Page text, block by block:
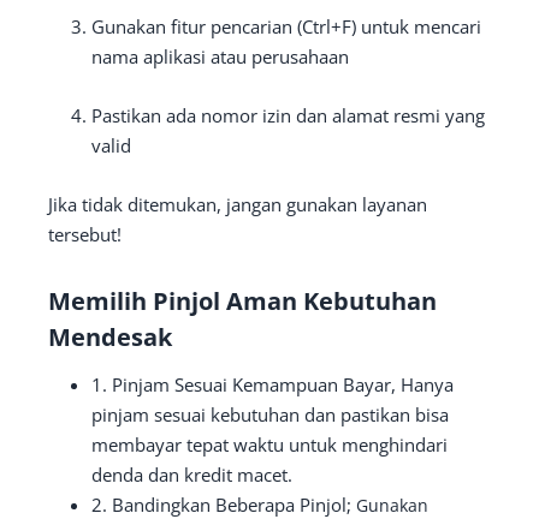
Gunakan fitur pencarian (Ctrl+F) untuk mencari
nama aplikasi atau perusahaan
Pastikan ada nomor izin dan alamat resmi yang
valid
Jika tidak ditemukan, jangan gunakan layanan
tersebut!
Memilih Pinjol Aman Kebutuhan
Mendesak
1. Pinjam Sesuai Kemampuan Bayar, Hanya
pinjam sesuai kebutuhan dan pastikan bisa
membayar tepat waktu untuk menghindari
denda dan kredit macet.
2. Bandingkan Beberapa Pinjol; Gunakan